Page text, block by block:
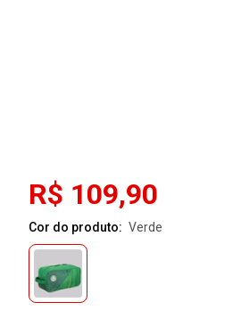
R$ 109,90
Cor do produto: verde